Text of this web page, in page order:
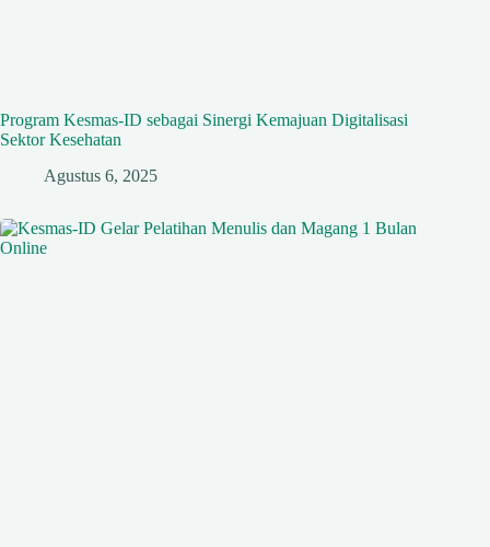
Program Kesmas-ID sebagai Sinergi Kemajuan Digitalisasi
Sektor Kesehatan
Agustus 6, 2025